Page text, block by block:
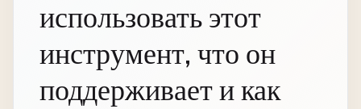
использовать этот
инструмент, что он
поддерживает и как